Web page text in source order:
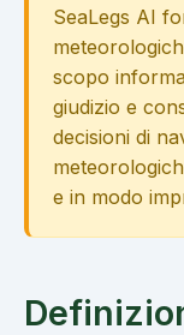
SeaLegs AI
scopo
giudizio e
decisioni di
e in modo